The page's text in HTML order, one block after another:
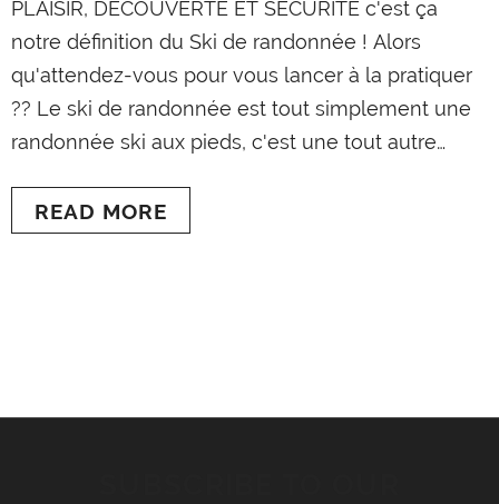
PLAISIR, DÉCOUVERTE ET SÉCURITÉ c'est ça
notre définition du Ski de randonnée ! Alors
qu'attendez-vous pour vous lancer à la pratiquer
?? Le ski de randonnée est tout simplement une
randonnée ski aux pieds, c'est une tout autre
découvrir de grands espaces vierges loin des
READ MORE